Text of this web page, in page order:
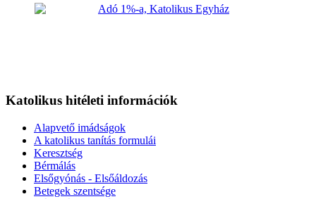
Katolikus hitéleti információk
Alapvető imádságok
A katolikus tanítás formulái
Keresztség
Bérmálás
Elsőgyónás - Elsőáldozás
Betegek szentsége